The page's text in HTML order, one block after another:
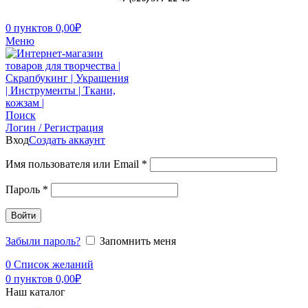
0 пунктов 0,00₽
Меню
Поиск
Логин / Регистрация
ВходСоздать аккаунт
Имя пользователя или Email *
Пароль *
Войти
Забыли пароль?
Запомнить меня
0 Список желаний
0 пунктов 0,00₽
Наш каталог